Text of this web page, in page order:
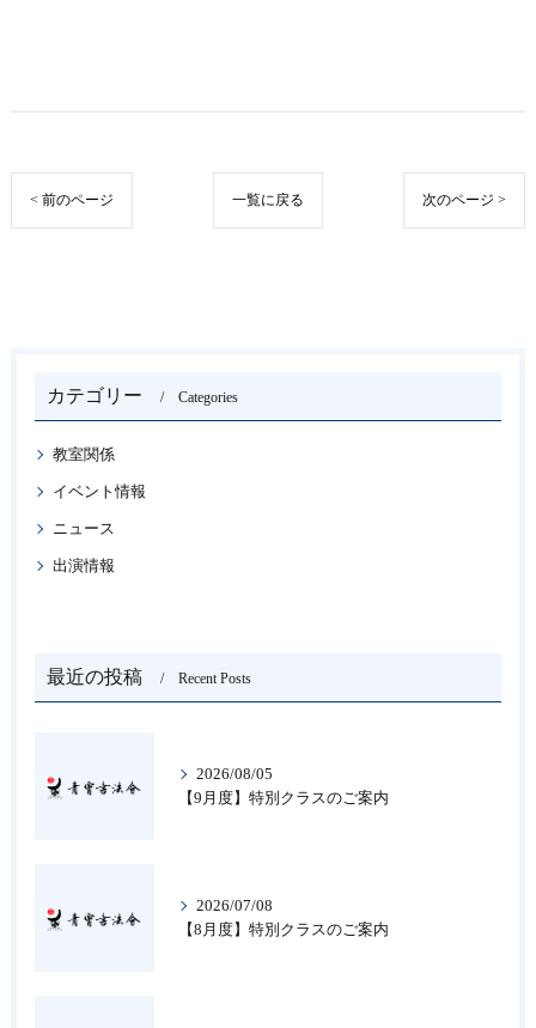
< 前のページ 一覧に戻る 次のページ >
カテゴリー Categories
教室関係
イベント情報
ニュース
出演情報
最近の投稿 Recent Posts
2026/08/05
【9月度】特別クラスのご案内
2026/07/08
【8月度】特別クラスのご案内